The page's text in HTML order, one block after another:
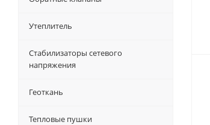
Утеплитель
Стабилизаторы сетевого
напряжения
Геоткань
Тепловые пушки